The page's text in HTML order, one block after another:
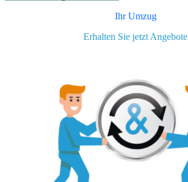
Ihr Umzug
Erhalten Sie jetzt Angebote